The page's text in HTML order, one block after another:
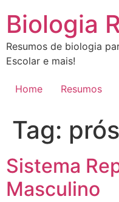
para
conteúdo
Biologia
Resumos de biologia
Escolar e mais!
Home Resumos
Tag:
Sistema
Masculino